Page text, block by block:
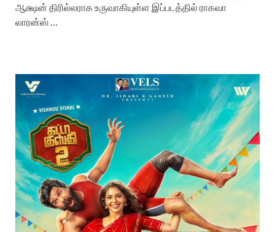
ஆக்ஷன் திரில்லராக உருவாகியுள்ள இப்படத்தில் ராகவா
லாரன்ஸ் …